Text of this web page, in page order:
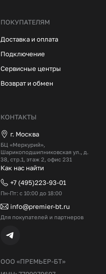
ООО «ПРЕМЬЕР-БТ»
ПОКУПАТЕЛЯМ
Доставка и оплата
Подключение
Сервисные центры
Возврат и обмен
КОНТАКТЫ
г. Москва
БЦ «Меркурий»,
Шарикоподшипниковская ул., д.
38, стр.1, этаж 2, офис 231
Как нас найти
+7 (495)223-93-01
Пн-Пт: с 10:00 до 18:00
info@premier-bt.ru
Для покупателей и партнеров